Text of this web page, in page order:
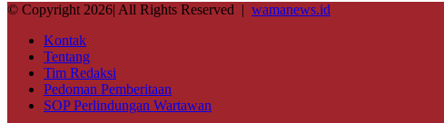
© Copyright 2026| All Rights Reserved | wamanews.id
Kontak
Tentang
Tim Redaksi
Pedoman Pemberitaan
SOP Perlindungan Wartawan